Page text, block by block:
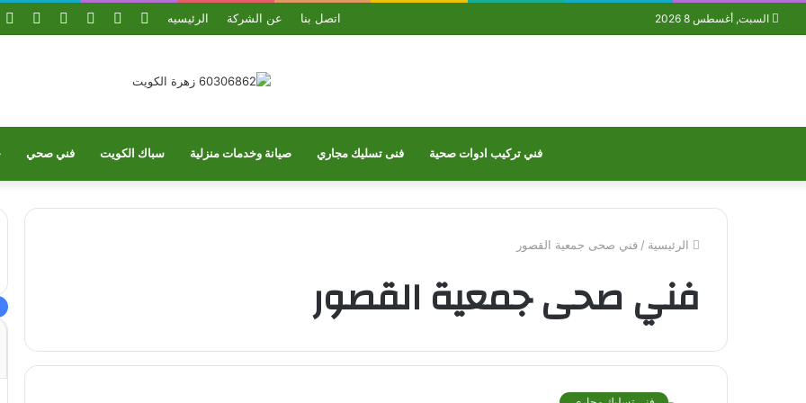
السبت, أغسطس 8 2026 الرئيسيه عن الشركة اتصل بنا
بحث الوضع ملخص واتسابتيلقرام
فني صحي سباك الكويت صيانة وخدمات منزلية فنى تسليك مجاري فني تركيب ادوات صحية
الرئيسية / فني صحى جمعية القصور
فني صحى جمعية القصور